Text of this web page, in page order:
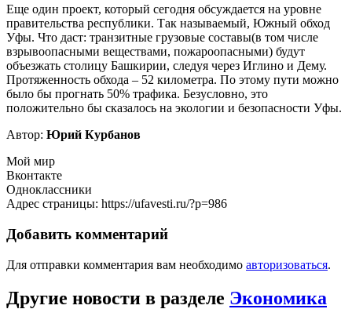
Еще один проект, который сегодня обсуждается на уровне
правительства республики. Так называемый, Южный обход
Уфы. Что даст: транзитные грузовые составы(в том числе
взрывоопасными веществами, пожароопасными) будут
объезжать столицу Башкирии, следуя через Иглино и Дему.
Протяженность обхода – 52 километра. По этому пути можно
было бы прогнать 50% трафика. Безусловно, это
положительно бы сказалось на экологии и безопасности Уфы.
Автор: Юрий Курбанов
Мой мир
Вконтакте
Одноклассники
Адрес страницы: https://ufavesti.ru/?p=986
Добавить комментарий
Для отправки комментария вам необходимо авторизоваться.
Другие новости в разделе Экономика